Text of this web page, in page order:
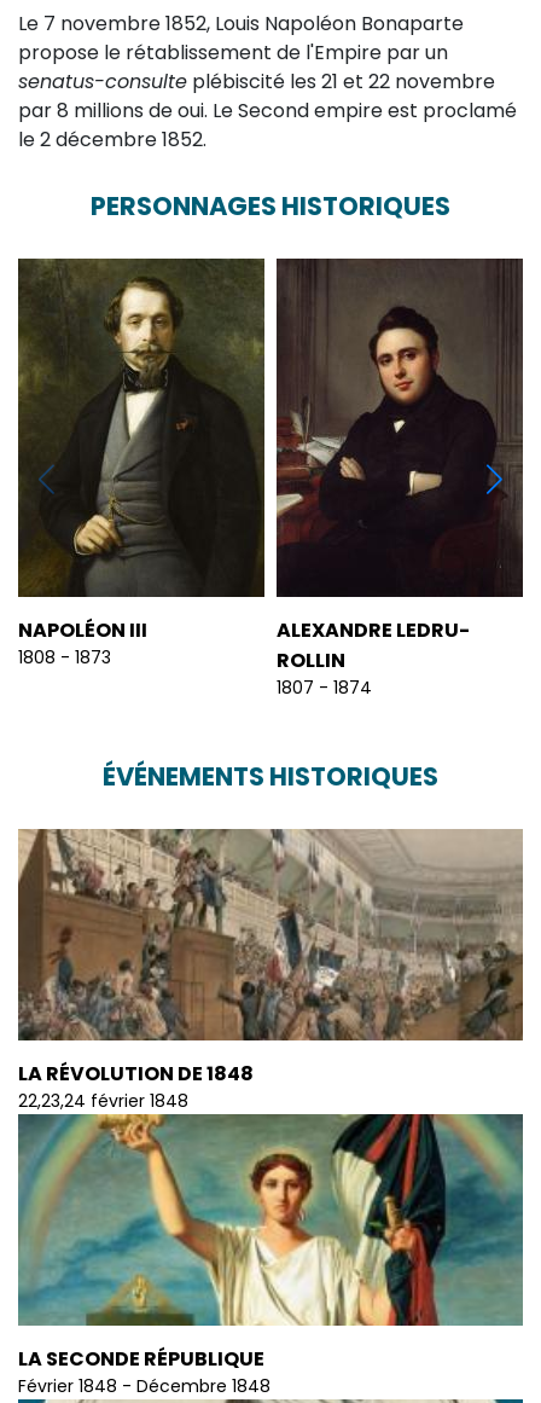
Le 7 novembre 1852, Louis Napoléon Bonaparte
propose le rétablissement de l'Empire par un
senatus-consulte plébiscité les 21 et 22 novembre
par 8 millions de oui. Le Second empire est proclamé
le 2 décembre 1852.
PERSONNAGES HISTORIQUES
NAPOLÉON III
1808 - 1873
ALEXANDRE LEDRU-
ROLLIN
1807 - 1874
ÉVÉNEMENTS HISTORIQUES
LA RÉVOLUTION DE 1848
22,23,24 février 1848
LA SECONDE RÉPUBLIQUE
Février 1848 - Décembre 1848